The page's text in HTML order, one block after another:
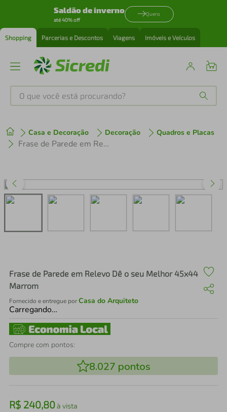
Saldão de inverno
até 40% off
Quero
Shopping Parcerias e Descontos Viagens Imóveis e Veículos
O que você está procurando?
Casa e Decoração Decoração Quadros e Placas
Frase de Parede em Relevo Dê o seu Melhor 45x44 Marrom
Frase de Parede em Relevo Dê o seu Melhor 45x44
Marrom
Fornecido e entregue porCasa do Arquiteto
Carregando…
Compre com pontos:
8.027 pontos
R$ 240,80à vista
1º tenis
perfume